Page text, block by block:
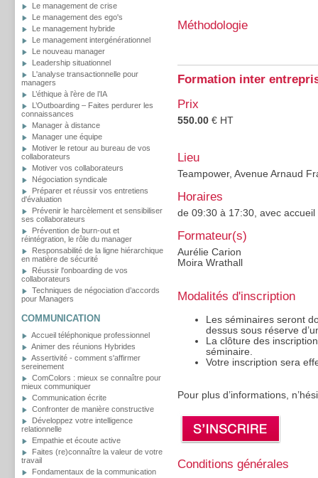
Le management de crise
Le management des ego's
Le management hybride
Le management intergénérationnel
Le nouveau manager
Leadership situationnel
L'analyse transactionnelle pour
managers
L’éthique à l’ère de l’IA
L’Outboarding – Faites perdurer les
connaissances
Manager à distance
Manager une équipe
Motiver le retour au bureau de vos
collaborateurs
Motiver vos collaborateurs
Négociation syndicale
Préparer et réussir vos entretiens
d'évaluation
Prévenir le harcèlement et sensibiliser
ses collaborateurs
Prévention de burn-out et
réintégration, le rôle du manager
Responsabilité de la ligne hiérarchique
en matière de sécurité
Réussir l'onboarding de vos
collaborateurs
Techniques de négociation d’accords
pour Managers
COMMUNICATION
Accueil téléphonique professionnel
Animer des réunions Hybrides
Assertivité - comment s'affirmer
sereinement
ComColors : mieux se connaître pour
mieux communiquer
Communication écrite
Confronter de manière constructive
Développez votre intelligence
relationnelle
Empathie et écoute active
Faites (re)connaître la valeur de votre
travail
Fondamentaux de la communication
Méthodologie
Formation inter
Prix
550.00 € HT
Lieu
Teampower, Avenue Arnaud
Horaires
de 09:30 à 17:30, avec
Formateur(s)
Aurélie Carion
Moira Wrathall
Modalités d'inscription
Les séminaires seront
dessus sous réserve
La clôture des
séminaire.
Votre inscription sera
Pour plus d’informations,
Conditions générales